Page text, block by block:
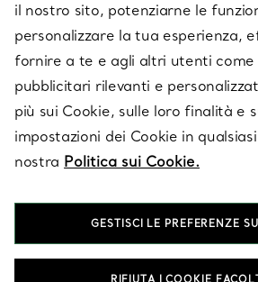
SERVIZIO CLIENTI
SERVICES
il nostro sito, potenziarne le
personalizzare la tua esperienza,
fornire a te e agli altri utenti
pubblicitari rilevanti e
più sui Cookie, sulle loro finalità e
impostazioni dei Cookie in
nostra Politica sui Cookie.
GESTISCI LE PREFERENZE
RIFIUTA I COOKIE